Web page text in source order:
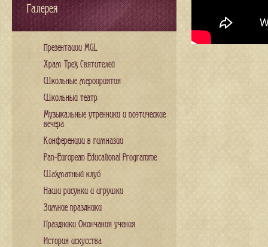
Галерея
Презентации MGL
Храм Трех Святителей
Школьные мероприятия
Школьный театр
Музыкальные утренники и поэтические
вечера
Конференции в гимназии
Pan-European Educational Programme
Шахматный клуб
Наши рисунки и игрушки
Зимние праздники
Праздники Окончания учения
История искусства